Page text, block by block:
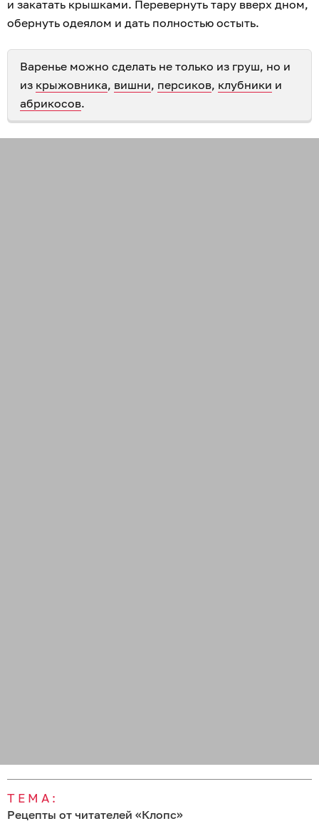
и закатать крышками. Перевернуть тару вверх дном,
обернуть одеялом и дать полностью остыть.
Варенье можно сделать не только из груш, но и
из крыжовника, вишни, персиков, клубники и
абрикосов.
ТЕМА:
Рецепты от читателей «Клопс»